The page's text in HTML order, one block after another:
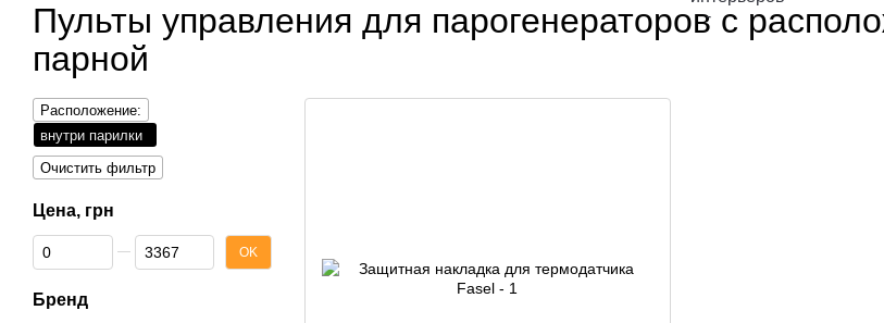
Пульты управления для парогенераторов с
парной
Расположение:
внутри парилки
Очистить фильтр
Цена, грн
От Цена, грн
До Цена, грн OK
Бренд